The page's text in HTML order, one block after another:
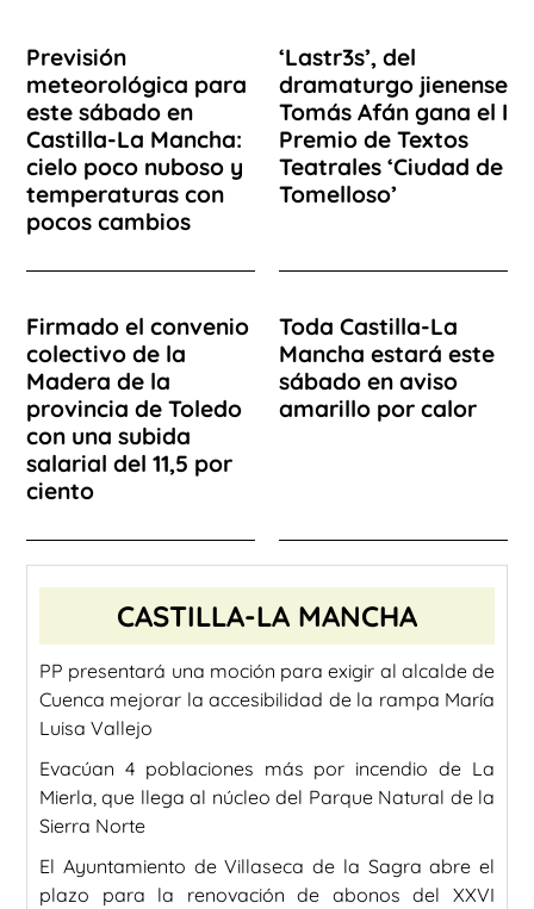
Previsión
meteorológica para
este sábado en
Castilla-La Mancha:
cielo poco nuboso y
temperaturas con
pocos cambios
‘Lastr3s’, del
dramaturgo jienense
Tomás Afán gana el I
Premio de Textos
Teatrales ‘Ciudad de
Tomelloso’
Firmado el convenio
colectivo de la
Madera de la
provincia de Toledo
con una subida
salarial del 11,5 por
ciento
Toda Castilla-La
Mancha estará este
sábado en aviso
amarillo por calor
CASTILLA-LA MANCHA
PP presentará una moción para exigir al alcalde de
Cuenca mejorar la accesibilidad de la rampa María
Luisa Vallejo
Evacúan 4 poblaciones más por incendio de La
Mierla, que llega al núcleo del Parque Natural de la
Sierra Norte
El Ayuntamiento de Villaseca de la Sagra abre el
plazo para la renovación de abonos del XXVI